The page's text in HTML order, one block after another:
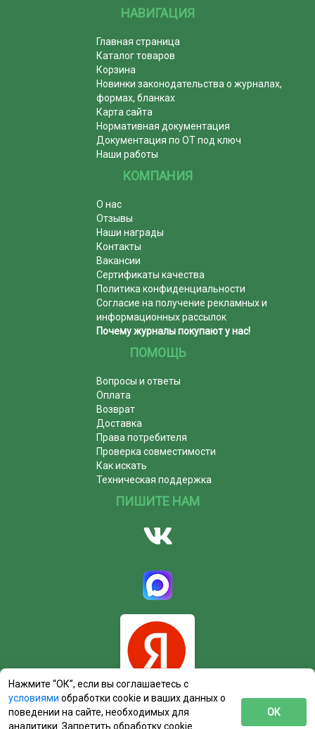
НАВИГАЦИЯ
Главная страница
Каталог товаров
Корзина
Новинки законодательства о журналах,
формах, бланках
Карта сайта
Нормативная документация
Документация по ОТ под ключ
Наши работы
КОМПАНИЯ
О нас
Отзывы
Наши награды
Контакты
Вакансии
Сертификаты качества
Политика конфиденциальности
Согласие на получение рекламных и
информационных рассылок
Почему журналы покупают у нас!
ПОМОЩЬ
Вопросы и ответы
Оплата
Возврат
Доставка
Права потребителя
Проверка совместимости
Как искать
Техническая поддержка
ПИШИТЕ НАМ
Нажмите “ОК”, если вы соглашаетесь с
условиями обработки cookie и ваших данных о
поведении на сайте, необходимых для
аналитики. Запретить обработку cookie
ОК